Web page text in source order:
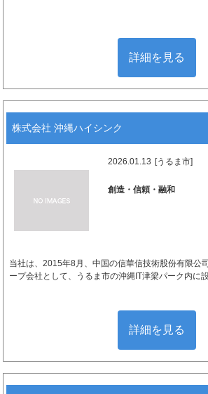
詳細を見る
株式会社 沖縄ハイシンク
2026.01.13 [うるま市]
創造・信頼・融和
当社は、2015年8月、中国の信華信技術股份有限公
ープ会社として、うるま市の沖縄IT津梁パーク内に
詳細を見る